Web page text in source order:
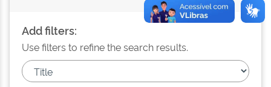
Add filters:
Use filters to refine the search results.